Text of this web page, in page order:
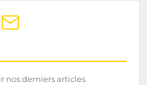
nos derniers articles